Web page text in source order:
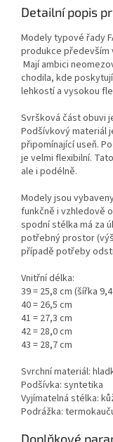
Detailní popis
Modely typové řady
produkce
Mají ambici
chodila, kde
lehkostí a vysokou
Svršková část obuvi
Podšívkový materiál
připomínající useň.
je velmi flexibilní.
ale i podélně.
Modely jsou
funkčně i vzhledově
spodní stélka má za
potřebný prostor
případě potřeby
Vnitřní délka:
39 = 25,8 cm (šířka
40 = 26,5 cm
41 = 27,3 cm
42 = 28,0 cm
43 = 28,7 cm
Svrchní materiál:
Podšívka: syntetika
Vyjímatelná stélka:
Podrážka:
Doplňkové